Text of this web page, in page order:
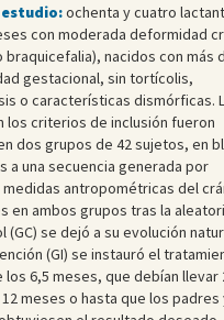
ochenta y cuatro
con moderada deformidad
braquicefalia), nacidos con más
gestacional, sin tortícolis,
o características dismórficas.
los criterios de inclusión fueron
dos grupos de 42 sujetos, en
a una secuencia generada por
medidas antropométricas del
en ambos grupos tras la
(GC) se dejó a su evolución
(GI) se instauró el
6,5 meses, que debían llevar
meses o hasta que los padres